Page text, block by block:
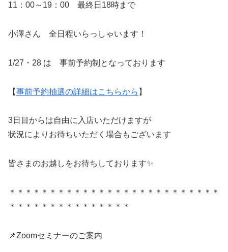
11：00～19：00 最終日18時まで
小澤さん 全日程いらっしゃいます！
1/27・28 は 事前予約制となっております
【事前予約抽選の詳細はこちらから 】
3日目からは自由に入店いただけますが
状況によりお待ちいただく場合もございます
皆さまのお越しをお待ちしております✨
＊＊＊＊＊＊＊＊＊＊＊＊＊＊＊＊＊＊＊＊＊＊＊＊＊＊
＊＊＊＊＊＊＊＊＊＊＊＊＊＊＊
📌Zoomセミナーのご案内